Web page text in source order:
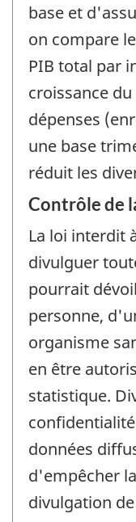
base et
on compare
PIB total par
croissance
dépenses
une base
réduit les
Contrôle de
La loi interdit
divulguer
pourrait
personne,
organisme
en être
statistique.
données
d'empêcher
divulgation